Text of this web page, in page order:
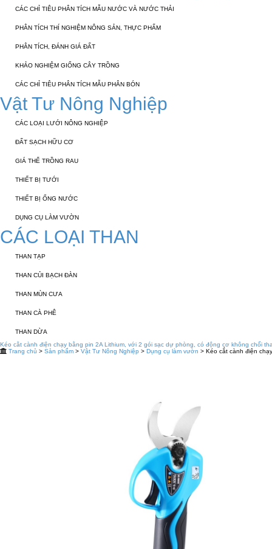
CÁC CHỈ TIÊU PHÂN TÍCH MẪU NƯỚC VÀ NƯỚC THẢI
PHÂN TÍCH THÍ NGHIỆM NÔNG SẢN, THỰC PHẨM
PHÂN TÍCH, ĐÁNH GIÁ ĐẤT
KHẢO NGHIỆM GIỐNG CÂY TRỒNG
CÁC CHỈ TIÊU PHÂN TÍCH MẪU PHÂN BÓN
Vật Tư Nông Nghiệp
CÁC LOẠI LƯỚI NÔNG NGHIỆP
ĐẤT SẠCH HỮU CƠ
GIÁ THỂ TRỒNG RAU
THIẾT BỊ TƯỚI
THIẾT BỊ ỐNG NƯỚC
DỤNG CỤ LÀM VƯỜN
CÁC LOẠI THAN
THAN TẠP
THAN CỦI BẠCH ĐÀN
THAN MÙN CƯA
THAN CÀ PHÊ
THAN DỪA
Kéo cắt cành điện chạy bằng pin 2A Lithium, với 2 gói sạc dự phòng, có động cơ không chổi
Trang chủ > Sản phẩm > Vật Tư Nông Nghiệp > Dụng cụ làm vườn > Kéo cắt cành điện